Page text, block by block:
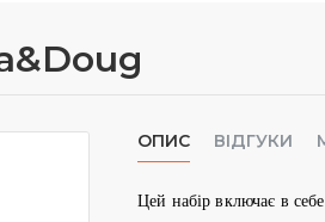
ОПИС ВІДГУКИ
Цей набір включає в